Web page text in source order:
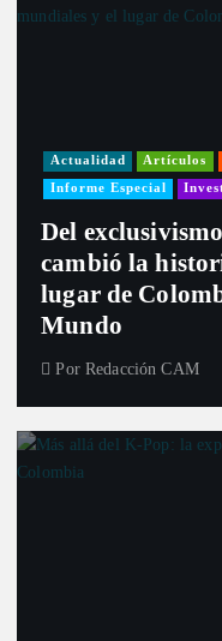
Actualidad Artículos
Informe Especial
Del
cambió la
lugar de
Mundo
Por Redacción CAM